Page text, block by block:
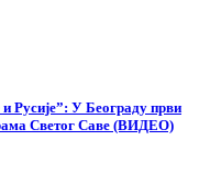
Русијеˮ: У Београду први
Светог Саве (ВИДЕО)